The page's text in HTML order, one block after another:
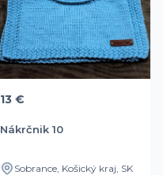
13 €
Nákrčnik 10
Sobrance, Košický kraj, SK